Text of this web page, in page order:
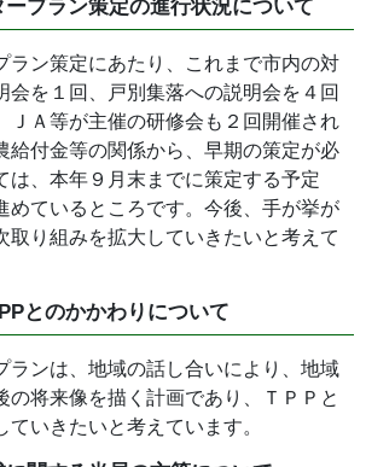
プラン策定の進行状況について
ラン策定にあたり、これまで市内の対
会を１回、戸別集落への説明会を４回
ＪＡ等が主催の研修会も２回開催され
給付金等の関係から、早期の策定が必
は、本年９月末までに策定する予定
めているところです。今後、手が挙が
取り組みを拡大していきたいと考えて
とのかかわりについて
ランは、地域の話し合いにより、地域
の将来像を描く計画であり、ＴＰＰと
ていきたいと考えています。